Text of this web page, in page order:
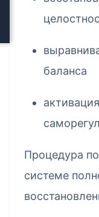
баланса
Процедура
системе